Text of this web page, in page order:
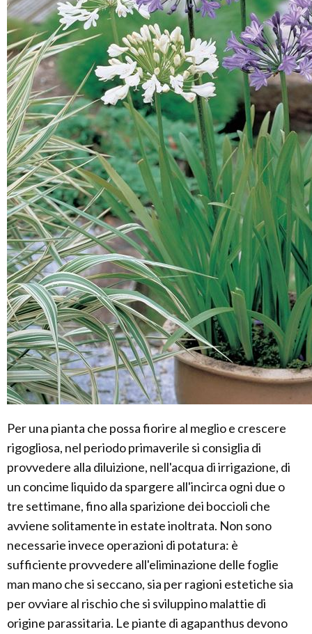
Per una pianta che possa fiorire al meglio e crescere
rigogliosa, nel periodo primaverile si consiglia di
provvedere alla diluizione, nell'acqua di irrigazione, di
un concime liquido da spargere all'incirca ogni due o
tre settimane, fino alla sparizione dei boccioli che
avviene solitamente in estate inoltrata. Non sono
necessarie invece operazioni di potatura: è
sufficiente provvedere all'eliminazione delle foglie
man mano che si seccano, sia per ragioni estetiche sia
per ovviare al rischio che si sviluppino malattie di
origine parassitaria. Le piante di agapanthus devono